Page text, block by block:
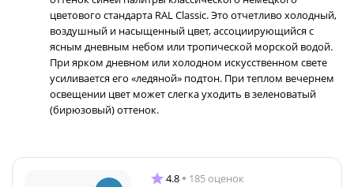
цветового стандарта RAL Classic. Это отчетливо холодный,
воздушный и насыщенный цвет, ассоциирующийся с
ясным дневным небом или тропической морской водой.
При ярком дневном или холодном искусственном свете
усиливается его «ледяной» подтон. При теплом вечернем
освещении цвет может слегка уходить в зеленоватый
(бирюзовый) оттенок.
4.8 185 оценок